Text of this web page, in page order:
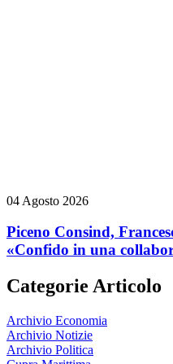
04 Agosto 2026
Piceno Consind,
«Confido in una
Categorie Articolo
Archivio Economia
Archivio Notizie
Archivio Politica